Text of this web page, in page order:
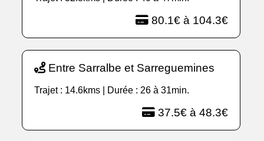
80.1€ à 104.3€
Entre Sarralbe et Sarreguemines
Trajet : 14.6kms | Durée : 26 à 31min.
37.5€ à 48.3€